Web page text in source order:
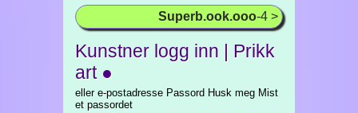
Superb.ook.ooo-4 >
Kunstner logg inn | Prikk
art ●
eller e-postadresse Passord Husk meg Mist
et passordet